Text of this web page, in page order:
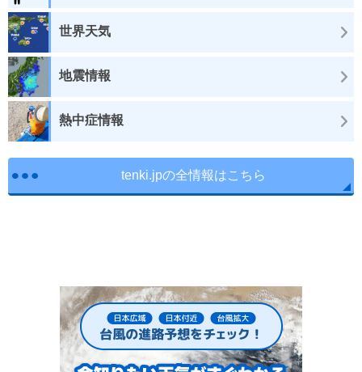
世界天気
地震情報
熱中症情報
tenki.jpの全情報はこちら